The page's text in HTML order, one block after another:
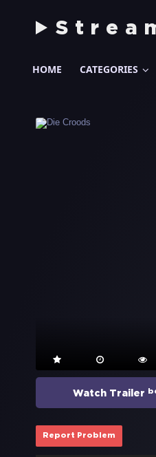
HOME CATEGORIES
Watch Trailer
Report Problem